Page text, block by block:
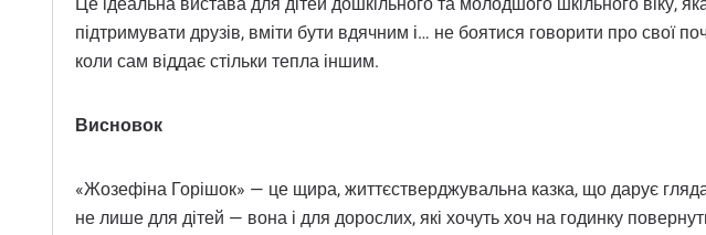
Це ідеальна вистава для дітей дошкільного та молодшого шкільного
підтримувати друзів, вміти бути вдячним і… не боятися говорити про
коли сам віддає стільки тепла іншим.
Висновок
«Жозефіна Горішок» — це щира, життєстверджувальна казка, що дарує
не лише для дітей — вона і для дорослих, які хочуть хоч на годинку